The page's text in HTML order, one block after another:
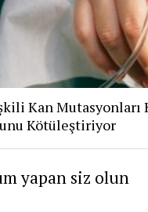
Kan Mutasyonları
Kötüleştiriyor
yapan siz olun